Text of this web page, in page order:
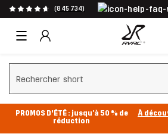
(845 734)
Effacer la recherche
PROMOS D'ÉTÉ : jusqu’à 50 % de
réduction
À